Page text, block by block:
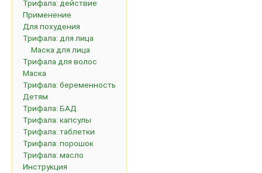
Трифала: действие
Применение
Для похудения
Трифала: для лица
Маска для лица
Трифала для волос
Маска
Трифала: беременность
Детям
Трифала: БАД
Трифала: капсулы
Трифала: таблетки
Трифала: порошок
Трифала: масло
Инструкция